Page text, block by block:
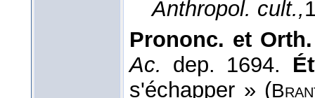
Anthropol. cult.,
Prononc. et
Ac. dep. 1694.
s'échapper » (